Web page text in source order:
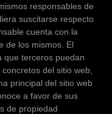
responsables de
suscitarse respecto
cuenta con la
de los mismos. El
que terceros puedan
del sitio web,
principal del sitio web
a favor de sus
de propiedad